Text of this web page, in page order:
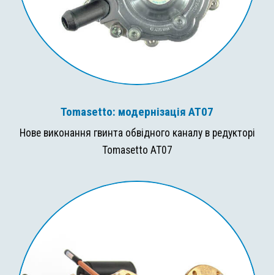
Tomasetto: модернізація AT07
Нове виконання гвинта обвідного каналу в редукторі
Tomasetto AT07